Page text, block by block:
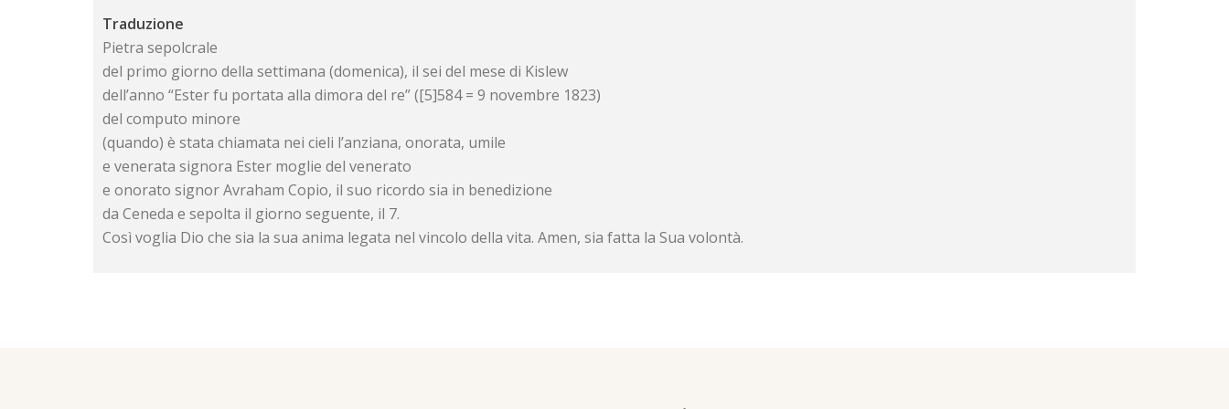
Traduzione
Pietra sepolcrale
del primo giorno della settimana (domenica), il sei del mese di Kislew
dell’anno “Ester fu portata alla dimora del re” ([5]584 = 9 novembre 1823)
del computo minore
(quando) è stata chiamata nei cieli l’anziana, onorata, umile
e venerata signora Ester moglie del venerato
e onorato signor Avraham Copio, il suo ricordo sia in benedizione
da Ceneda e sepolta il giorno seguente, il 7.
Così voglia Dio che sia la sua anima legata nel vincolo della vita. Amen, sia fatta la Sua volontà.